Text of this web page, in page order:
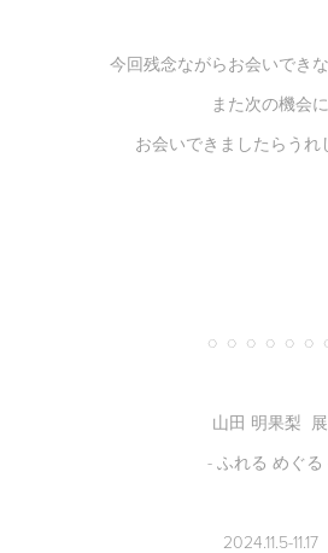
今回残念ながらお会いでき
また次の機会に
お会いできましたらう
◌ ◌ ◌ ◌ ◌ ◌
山田 明果梨 展
- ふれる めぐる
2024.11.5-11.17